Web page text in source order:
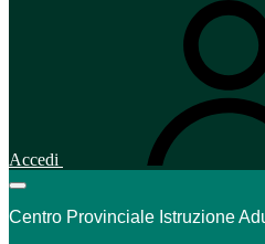
Accedi
Centro Provinciale Istruzione